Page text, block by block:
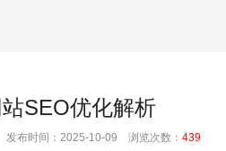
SEO优化解析
发布时间：2025-10-09 浏览次数： 439